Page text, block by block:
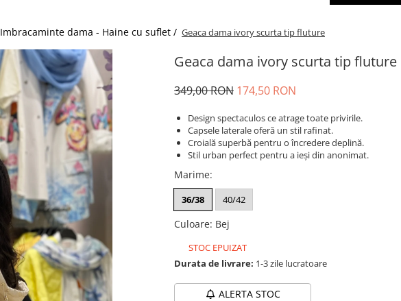
Imbracaminte dama - Haine cu suflet / Geaca dama ivory scurta tip fluture
Geaca dama ivory scurta tip fluture
349,00 RON 174,50 RON
Design spectaculos ce atrage toate privirile.
Capsele laterale oferă un stil rafinat.
Croială superbă pentru o încredere deplină.
Stil urban perfect pentru a ieși din anonimat.
Marime:
36/38 40/42
Culoare: Bej
STOC EPUIZAT
Durata de livrare: 1-3 zile lucratoare
ALERTA STOC